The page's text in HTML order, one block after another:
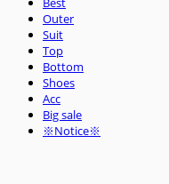
Outer
Suit
Top
Bottom
Shoes
Acc
Big sale
※Notice※